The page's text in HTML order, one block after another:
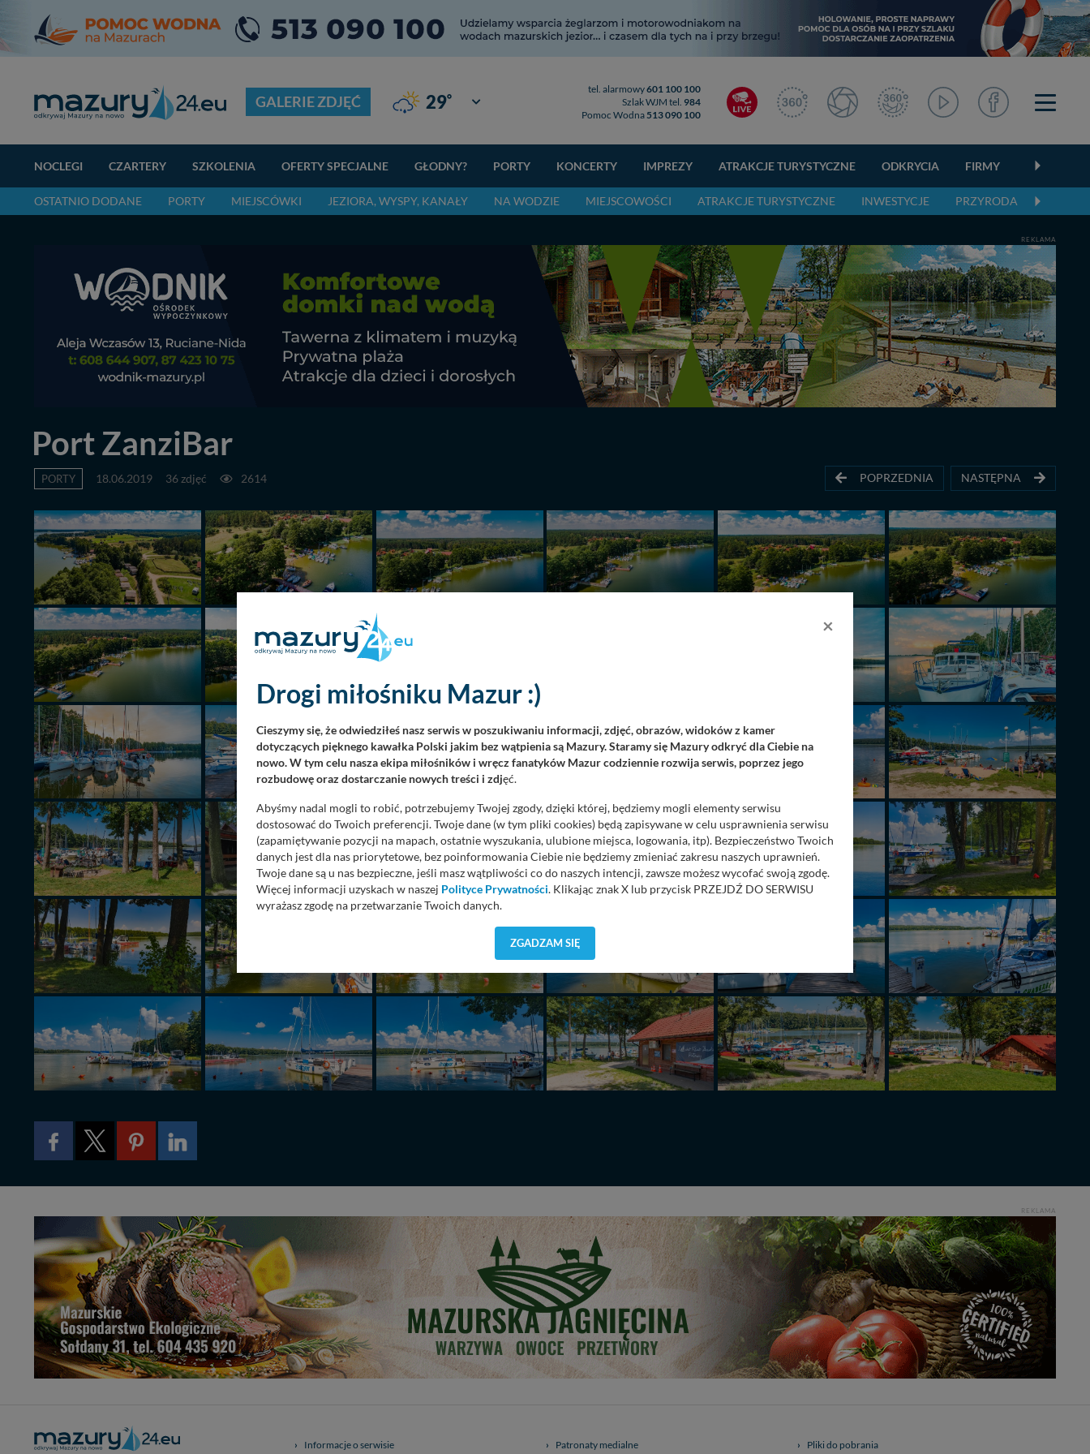
GALERIE ZDJĘĆ 29° Giżycko
tel. alarmowy601 100 100
Szlak WJM tel. 984
Pomoc Wodna 513 090 100
NOCLEGI CZARTERY SZKOLENIA OFERTY SPECJALNE GŁODNY? PORTY KONCERTY IMPREZY ATRAKCJE TURYSTYCZNE ODKRYCIA FIRMY
OSTATNIO DODANE PORTY MIEJSCÓWKI JEZIORA, WYSPY, KANAŁY NA WODZIE MIEJSCOWOŚCI ATRAKCJE TURYSTYCZNE INWESTYCJE PRZYRODA
REKLAMA
Port ZanziBar
PORTY 18.06.2019 36 zdjęć 2614 POPRZEDNIA NASTĘPNA
REKLAMA
Informacje o serwisie Patronaty medialne
Pliki do pobrania
×
Drogi miłośniku Mazur :)
Cieszymy się, że odwiedziłeś nasz serwis w poszukiwaniu informacji, zdjęć, obrazów, widoków z kamer
dotyczących pięknego kawałka Polski jakim bez wątpienia są Mazury. Staramy się Mazury odkryć dla Ciebie na
nowo. W tym celu nasza ekipa miłośników i wręcz fanatyków Mazur codziennie rozwija serwis, poprzez jego
rozbudowę oraz dostarczanie nowych treści i zdjęć.
Abyśmy nadal mogli to robić, potrzebujemy Twojej zgody, dzięki której, będziemy mogli elementy serwisu
dostosować do Twoich preferencji. Twoje dane (w tym pliki cookies) będą zapisywane w celu usprawnienia serwisu
(zapamiętywanie pozycji na mapach, ostatnie wyszukania, ulubione miejsca, logowania, itp). Bezpieczeństwo Twoich
danych jest dla nas priorytetowe, bez poinformowania Ciebie nie będziemy zmieniać zakresu naszych uprawnień.
Twoje dane są u nas bezpieczne, jeśli masz wątpliwości co do naszych intencji, zawsze możesz wycofać swoją zgodę.
Więcej informacji uzyskach w naszej Polityce Prywatności. Klikając znak X lub przycisk PRZEJDŹ DO SERWISU
wyrażasz zgodę na przetwarzanie Twoich danych.
Wyjątkiem jest sytuacja, gdy przekazanie Twoich danych jest elementem usługi (przekazanie danych z formularza
zasadach i funkcjonalności serwisu wRegulaminie Serwisu
Administratorem Twoich danych jest: Agencja Reklamowa Kreacja Monika Borkowska, z siedzibą ul. Wiejska 17,
11-500 Giżycko. Możesz z nami skontaktować się za pośrednictwem tejstrony.
W każdej chwili możesz: zażądać dostępu do swoich danych, zażądać ich poprawienia lub usunięcia, zabronić ich
przetwarzania. Pamiętaj jednak, że nie zawsze jest możliwe techniczne zrealizowanie Twoich praw w odniesieniu do
informacji zawartych w plikach cookies. Twoja przeglądarka umożliwia Ci skasowanie tych plików - w pewnych
ZGADZAM SIĘ